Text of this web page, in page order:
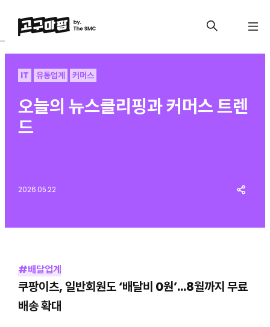
IT 유통업계 커머스
오늘의 뉴스클리핑과 커머스 트렌
드
2026.05.22
#배달업계
쿠팡이츠, 일반회원도 ‘배달비 0원’…8월까지 무료
배송 확대